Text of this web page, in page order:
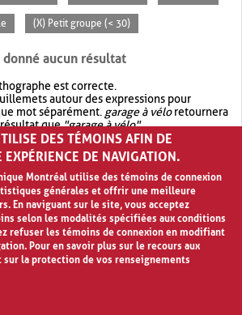
(X) Petit groupe (< 30)
aucun résultat
est correcte.
autour des expressions pour
mot séparément. garage à véloretournera
que"garage à vélo".
votre recherche avec OR.garage OR vélo
plus de résultat quegarage à vélo
DES TÉMOINS AFIN DE
EXPÉRIENCE DE NAVIGATION.
Montréal utilise des témoins de connexion
générales et offrir une meilleure
En naviguant sur le site, vous acceptez
selon les modalités spécifiées aux conditions
refuser les témoins de connexion en modifiant
Pour en savoir plus sur le recours aux
sur la protection de vos renseignements